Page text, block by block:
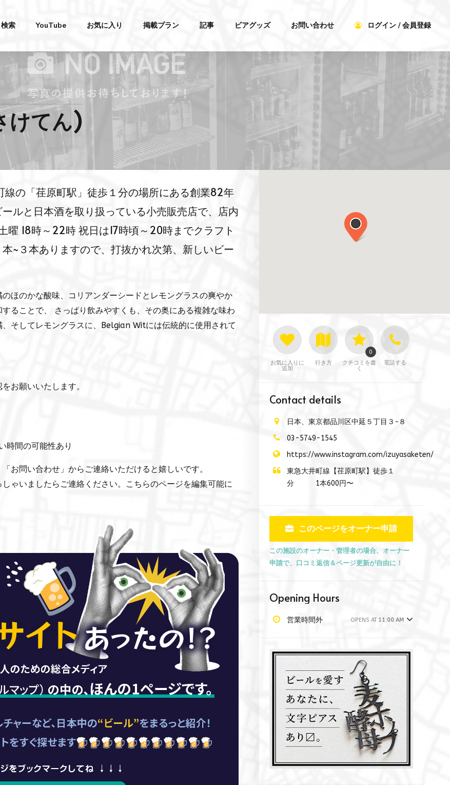
ログイン / 会員登録
検索 YouTube お気に入り 掲載プラン 記事 ビアグッズ お問い合わせ
けてん)
の「荏原町駅」徒歩１分の場所にある創業82年
ルと日本酒を取り扱っている小売販売店で、店内
曜 18時～22時 祝日は17時頃～20時までクラフト
~３本ありますので、打抜かれ次第、新しいビー
ほのかな酸味、コリアンダーシードとレモングラスの爽やか
ることで、 さっぱり飲みやすくも、その奥にある複雑な味わ
そしてレモングラスに、Belgian Witには伝統的に使用されて
お願いいたします。
時間の可能性あり
お問い合わせ」からご連絡いただけると嬉しいです。
ゃいましたらご連絡ください。こちらのページを編集可能に
お気に入りに
追加
行き方
クチコミを書
く
0
電話する
Contact details
日本、東京都品川区中延５丁目３−８
03-5749-1545
https://www.instagram.com/izuyasaketen/
東急大井町線【荏原町駅】徒歩１
分 1本600円〜
このページをオーナー申請
この施設のオーナー・管理者の場合、オーナー
申請で、口コミ返信＆ページ更新が自由に！
Opening Hours
営業時間外 OPENS AT 11:00 AM